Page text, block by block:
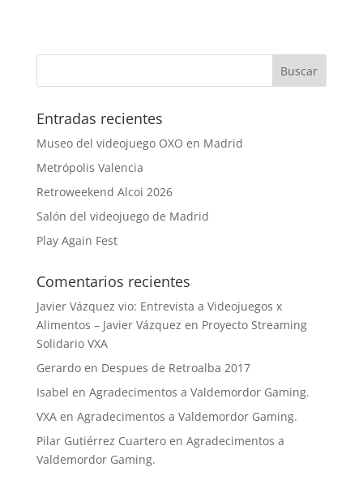
Entradas recientes
Museo del videojuego OXO en Madrid
Metrópolis Valencia
Retroweekend Alcoi 2026
Salón del videojuego de Madrid
Play Again Fest
Comentarios recientes
Javier Vázquez vio: Entrevista a Videojuegos x
Alimentos – Javier Vázquez en Proyecto Streaming
Solidario VXA
Gerardoen Despues de Retroalba 2017
Isabel en Agradecimentos a Valdemordor Gaming.
VXAen Agradecimentos a Valdemordor Gaming.
Pilar Gutiérrez Cuarteroen Agradecimentos a
Valdemordor Gaming.